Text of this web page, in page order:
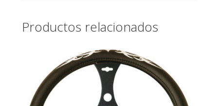
Productos relacionados